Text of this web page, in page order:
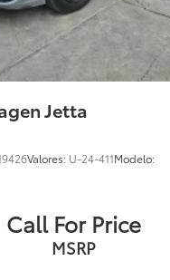
Jetta
Valores: U-24-411Modelo:
Call For Price
MSRP